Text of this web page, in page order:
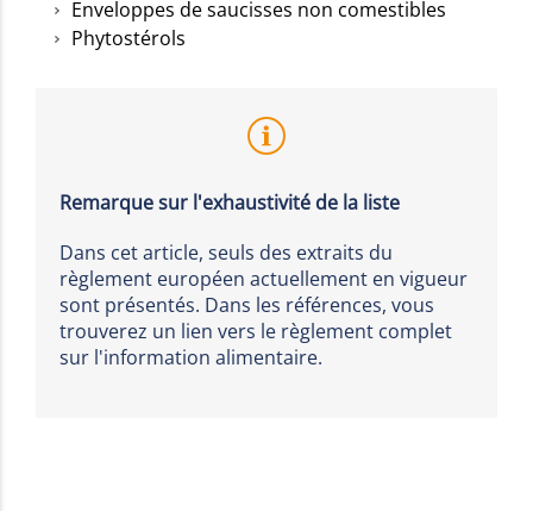
Enveloppes de saucisses non comestibles
Phytostérols
Remarque sur l'exhaustivité de la liste
Dans cet article, seuls des extraits du
règlement européen actuellement en vigueur
sont présentés. Dans les références, vous
trouverez un lien vers le règlement complet
sur l'information alimentaire.